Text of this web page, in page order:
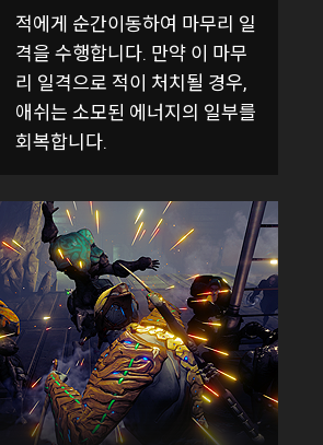
적에게 순간이동하여 마무리 일
격을 수행합니다. 만약 이 마무
리 일격으로 적이 처치될 경우,
애쉬는 소모된 에너지의 일부를
회복합니다.